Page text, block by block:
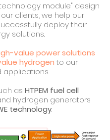
module" design
clients, we help our
deploy their
solutions.
value power solutions
hydrogen to our
applications.
as HTPEM fuel cell
hydrogen generators
technology.